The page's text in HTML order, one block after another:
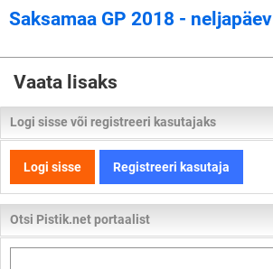
Saksamaa GP 2018 - neljapäev
Vaata lisaks
Logi sisse või registreeri kasutajaks
Logi sisse Registreeri kasutaja
Otsi Pistik.net portaalist